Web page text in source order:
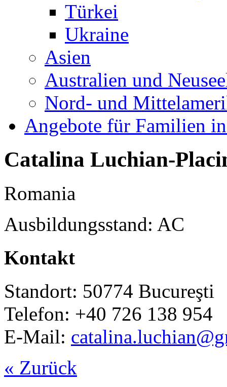
Türkei
Ukraine
Asien
Australien und
Nord- und
Angebote für Familien
Catalina Luchian-
Romania
Ausbildungsstand: AC
Kontakt
Standort: 50774 Bucureşti
Telefon: +40 726 138 954
E-Mail:
« Zurück